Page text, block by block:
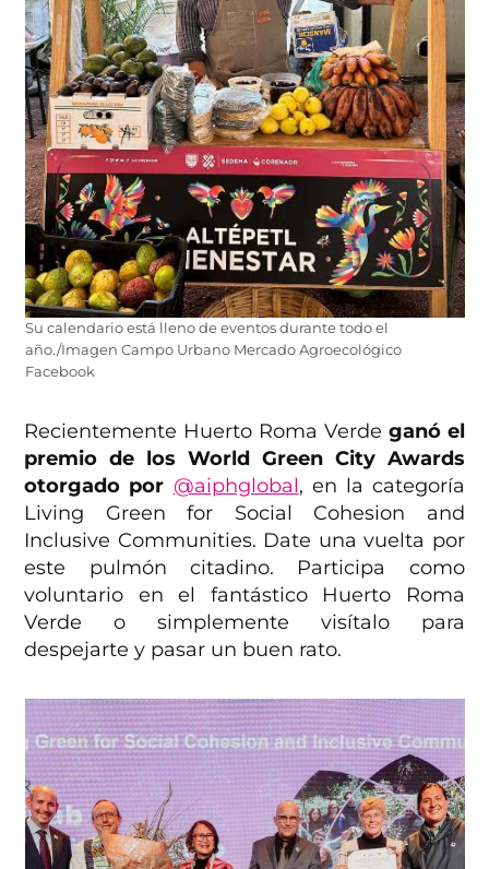
Su calendario está lleno de eventos durante todo el
año./Imagen Campo Urbano Mercado Agroecológico
Facebook
Recientemente Huerto Roma Verde ganó el
premio de los World Green City Awards
otorgado por @aiphglobal, en la categoría
Living Green for Social Cohesion and
Inclusive Communities. Date una vuelta por
este pulmón citadino. Participa como
voluntario en el fantástico Huerto Roma
Verde o simplemente visítalo para
despejarte y pasar un buen rato.